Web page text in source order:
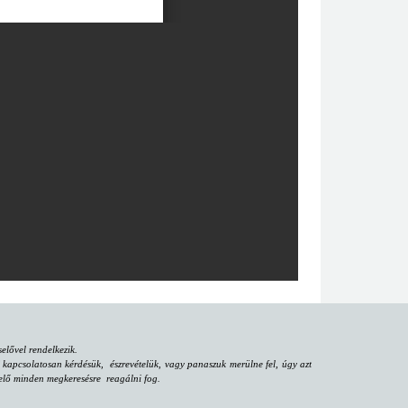
rendelkezik.
kérdésük, észrevételük, vagy panaszuk merülne fel, úgy azt
minden megkeresésre reagálni fog.